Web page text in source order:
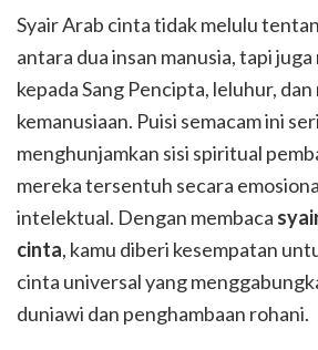
Syair Arab cinta tidak melulu
antara dua insan manusia, tapi
kepada Sang Pencipta, leluhur, dan
kemanusiaan. Puisi semacam ini
menghunjamkan sisi spiritual
mereka tersentuh secara
intelektual. Dengan membaca
cinta, kamu diberi kesempatan
cinta universal yang
duniawi dan penghambaan rohani.